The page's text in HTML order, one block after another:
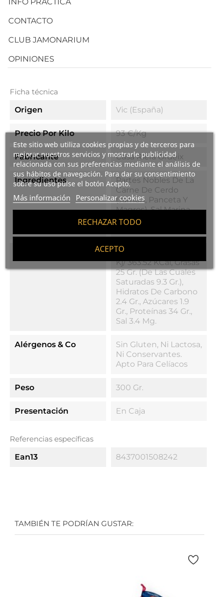
Este sitio web utiliza cookies propias y de terceros para
mejorar nuestros servicios y mostrarle publicidad
relacionada con sus preferencias mediante el análisis de
sus hábitos de navegación. Para dar su consentimiento
sobre su uso pulse el botón Acepto.
Más información Personalizar cookies
RECHAZAR TODO
ACEPTO
CONTACTO
CLUB JAMONARIUM
OPINIONES
Ficha técnica
Origen
Vic (España)
Precio Por Kilo 93 €/kg
Fabricante Casa Riera Ordeix
Ingredientes
Partes Nobles De La
Carne De Cerdo
(jamón, Panceta Y
Magros), Sal Marina,
Pimienta Negra, Trufa
Valores Nutricionales
Valor Energético: 1521
Kj/ 363.52 KCal, Grasas
25 Gr. (de Las Cuales
Saturadas 9.3 Gr.),
Hidratos De Carbono
2.4 Gr., Azúcares 1.9
Gr., Proteínas 34 Gr.,
Sal 3.4 Mg.
Alérgenos & Co
Sin Gluten, Ni Lactosa,
Ni Conservantes.
Apto Para Celíacos
Peso 300 Gr.
Presentación En Caja
Referencias específicas
Ean13
8437001508242
TAMBIÉN TE PODRÍAN GUSTAR: